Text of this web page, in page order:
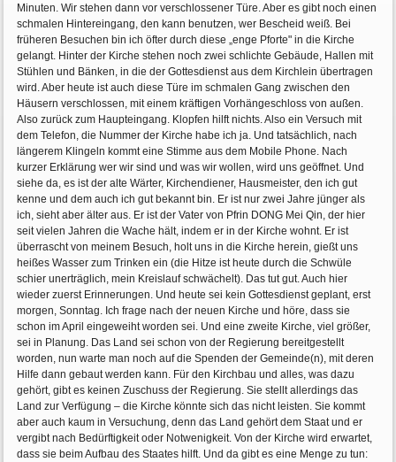
Minuten. Wir stehen dann vor verschlossener Türe. Aber es gibt noch einen
schmalen Hintereingang, den kann benutzen, wer Bescheid weiß. Bei
früheren Besuchen bin ich öfter durch diese „enge Pforte" in die Kirche
gelangt. Hinter der Kirche stehen noch zwei schlichte Gebäude, Hallen mit
Stühlen und Bänken, in die der Gottesdienst aus dem Kirchlein übertragen
wird. Aber heute ist auch diese Türe im schmalen Gang zwischen den
Häusern verschlossen, mit einem kräftigen Vorhängeschloss von außen.
Also zurück zum Haupteingang. Klopfen hilft nichts. Also ein Versuch mit
dem Telefon, die Nummer der Kirche habe ich ja. Und tatsächlich, nach
längerem Klingeln kommt eine Stimme aus dem Mobile Phone. Nach
kurzer Erklärung wer wir sind und was wir wollen, wird uns geöffnet. Und
siehe da, es ist der alte Wärter, Kirchendiener, Hausmeister, den ich gut
kenne und dem auch ich gut bekannt bin. Er ist nur zwei Jahre jünger als
ich, sieht aber älter aus. Er ist der Vater von Pfrin DONG Mei Qin, der hier
seit vielen Jahren die Wache hält, indem er in der Kirche wohnt. Er ist
überrascht von meinem Besuch, holt uns in die Kirche herein, gießt uns
heißes Wasser zum Trinken ein (die Hitze ist heute durch die Schwüle
schier unerträglich, mein Kreislauf schwächelt). Das tut gut. Auch hier
wieder zuerst Erinnerungen. Und heute sei kein Gottesdienst geplant, erst
morgen, Sonntag. Ich frage nach der neuen Kirche und höre, dass sie
schon im April eingeweiht worden sei. Und eine zweite Kirche, viel größer,
sei in Planung. Das Land sei schon von der Regierung bereitgestellt
worden, nun warte man noch auf die Spenden der Gemeinde(n), mit deren
Hilfe dann gebaut werden kann. Für den Kirchbau und alles, was dazu
gehört, gibt es keinen Zuschuss der Regierung. Sie stellt allerdings das
Land zur Verfügung – die Kirche könnte sich das nicht leisten. Sie kommt
aber auch kaum in Versuchung, denn das Land gehört dem Staat und er
vergibt nach Bedürftigkeit oder Notwenigkeit. Von der Kirche wird erwartet,
dass sie beim Aufbau des Staates hilft. Und da gibt es eine Menge zu tun: